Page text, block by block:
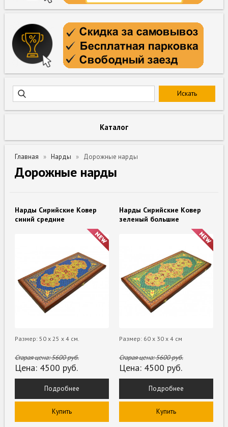
Каталог
Главная Нарды Дорожные нарды
Дорожные нарды
Нарды Сирийские Ковер
синий средние
Размер: 50 х 25 х 4 см.
Старая цена:5600руб.
Цена: 4500 руб.
Подробнее
Купить
Нарды Сирийские Ковер
зеленый большие
Размер: 60 х 30 х 4 см
Старая цена:5600руб.
Цена: 4500 руб.
Подробнее
Купить